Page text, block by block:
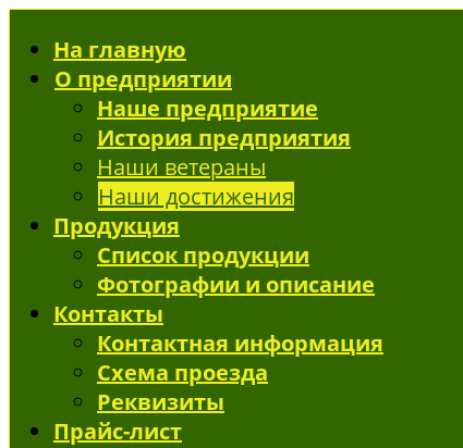
На главную
О предприятии
Наше предприятие
История предприятия
Наши ветераны
Наши достижения
Продукция
Список продукции
Фотографии и описание
Контакты
Контактная информация
Схема проезда
Реквизиты
Прайс-лист